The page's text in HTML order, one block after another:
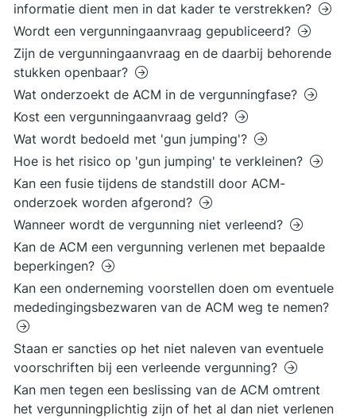
informatie dient men in dat kader te verstrekken?
Wordt een vergunningaanvraag gepubliceerd?
Zijn de vergunningaanvraag en de daarbij behorende
stukken openbaar?
Wat onderzoekt de ACM in de vergunningfase?
Kost een vergunningaanvraag geld?
Wat wordt bedoeld met 'gun jumping'?
Hoe is het risico op 'gun jumping' te verkleinen?
Kan een fusie tijdens de standstill door ACM-
onderzoek worden afgerond?
Wanneer wordt de vergunning niet verleend?
Kan de ACM een vergunning verlenen met bepaalde
beperkingen?
Kan een onderneming voorstellen doen om eventuele
mededingingsbezwaren van de ACM weg te nemen?
Staan er sancties op het niet naleven van eventuele
voorschriften bij een verleende vergunning?
Kan men tegen een beslissing van de ACM omtrent
het vergunningplichtig zijn of het al dan niet verlenen